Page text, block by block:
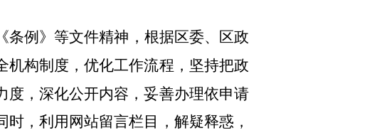
条例》等文件精神，根据区委、区政
机构制度，优化工作流程，坚持把政
度，深化公开内容，妥善办理依申请
，利用网站留言栏目，解疑释惑，